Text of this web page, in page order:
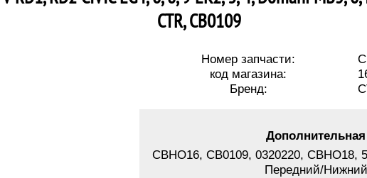
CTR, CB0109
Номер запчасти:
код магазина:
Бренд:
CBHO16, CB0109, 0320220, CBHO18,
Передний/